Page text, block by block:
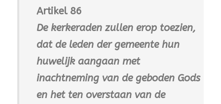
Artikel 86
De kerkeraden zullen erop toezien,
dat de leden der gemeente hun
huwelijk aangaan met
inachtneming van de geboden Gods
en het ten overstaan van de